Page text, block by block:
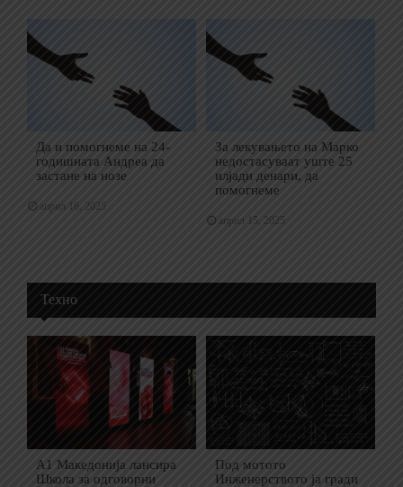
Да и помогнеме на 24-
годишната Андреа да
застане на нозе
април 16, 2025
За лекувањето на Марко
недостасуваат уште 25
илјади денари, да
помогнеме
април 15, 2025
Техно
А1 Македонија лансира
Школа за одговорни
Под мотото
Инженерството ја гради